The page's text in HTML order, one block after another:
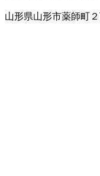
山形県山形市薬師町